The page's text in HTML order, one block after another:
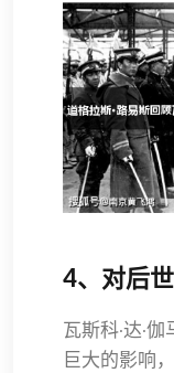
4、对后
瓦斯科·达·
巨大的影响